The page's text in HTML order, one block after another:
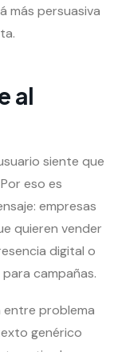
más persuasiva
al
siente que
eso es
empresas
quieren vender
digital o
campañas.
entre problema
genérico